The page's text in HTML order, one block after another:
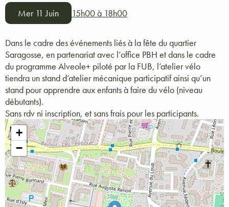
Mer 11 Juin 15h00 à 18h00
Dans le cadre des événements liés à la fête du quartier
Saragosse, en partenariat avec l’office PBH et dans le cadre
du programme Alveole+ piloté par la FUB, l’atelier vélo
tiendra un stand d’atelier mécanique participatif ainsi qu’un
stand pour apprendre aux enfants à faire du vélo (niveau
débutants).
Sans rdv ni inscription, et sans frais pour les participants.
+
−